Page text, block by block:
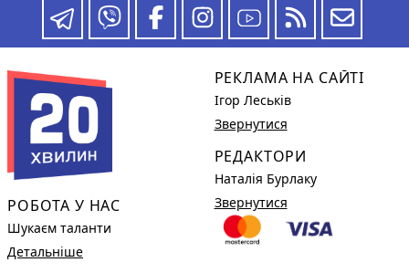
РОБОТА У НАС
Шукаєм таланти
Детальніше
РЕКЛАМА НА САЙТІ
Ігор Леськів
Звернутися
РЕДАКТОРИ
Наталія Бурлаку
Звернутися